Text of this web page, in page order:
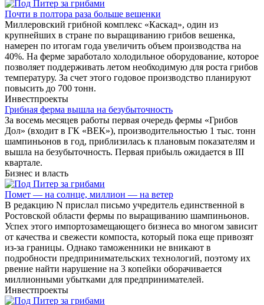
Почти в полтора раза больше вешенки
Миллеровский грибной комплекс «Каскад», один из
крупнейших в стране по выращиванию грибов вешенка,
намерен по итогам года увеличить объем производства на
40%. На ферме заработало холодильное оборудование, которое
позволяет поддерживать летом необходимую для роста грибов
температуру. За счет этого годовое производство планируют
повысить до 700 тонн.
Инвестпроекты
Грибная ферма вышла на безубыточность
За восемь месяцев работы первая очередь фермы «Грибов
Дол» (входит в ГК «ВЕК»), производительностью 1 тыс. тонн
шампиньонов в год, приблизилась к плановым показателям и
вышла на безубыточность. Первая прибыль ожидается в III
квартале.
Бизнес и власть
Помет — на солнце, миллион — на ветер
В редакцию N прислал письмо учредитель единственной в
Ростовской области фермы по выращиванию шампиньонов.
Успех этого импортозамещающего бизнеса во многом зависит
от качества и свежести компоста, который пока еще привозят
из-за границы. Однако таможенники не вникают в
подробности предпринимательских технологий, поэтому их
рвение найти нарушение на 3 копейки оборачивается
миллионными убытками для предпринимателей.
Инвестпроекты